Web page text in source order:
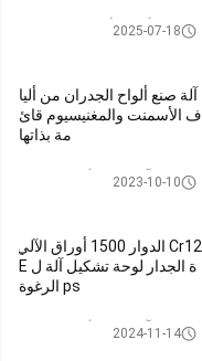
خط إنتاج ألواح الأسمنت المصنوعة
2025-07-18
آلة صنع ألواح الجدران من أليا
ف الأسمنت والمغنيسيوم قائ
مة بذاتها
آلة تشكيل ألواح الجدران
2023-10-10
Cr12 الدوار 1500 أوراق الآلي
ة الجدار لوحة تشكيل آلة ل E
ps الرغوة
آلة تشكيل ألواح الجدران
2024-11-14